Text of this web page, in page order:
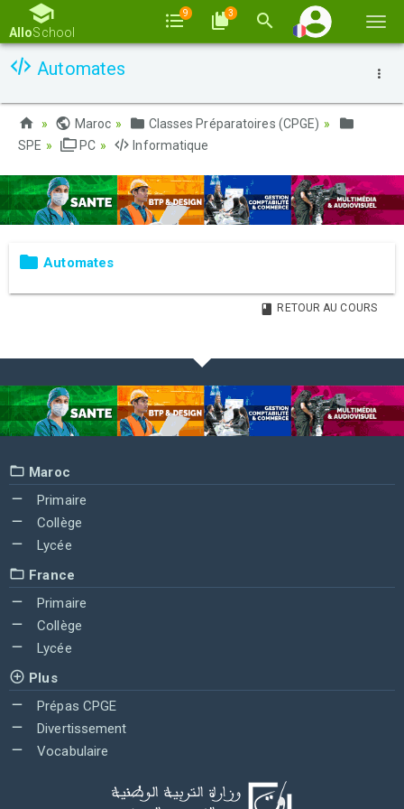
la
AlloSchool
9 3
Automates
Maroc
Classes Préparatoires (CPGE)
SPE
PC Informatique
Automates
RETOUR AU COURS
Maroc
Primaire
Collège
Lycée
France
Primaire
Collège
Lycée
Plus
Prépas CPGE
Divertissement
Vocabulaire